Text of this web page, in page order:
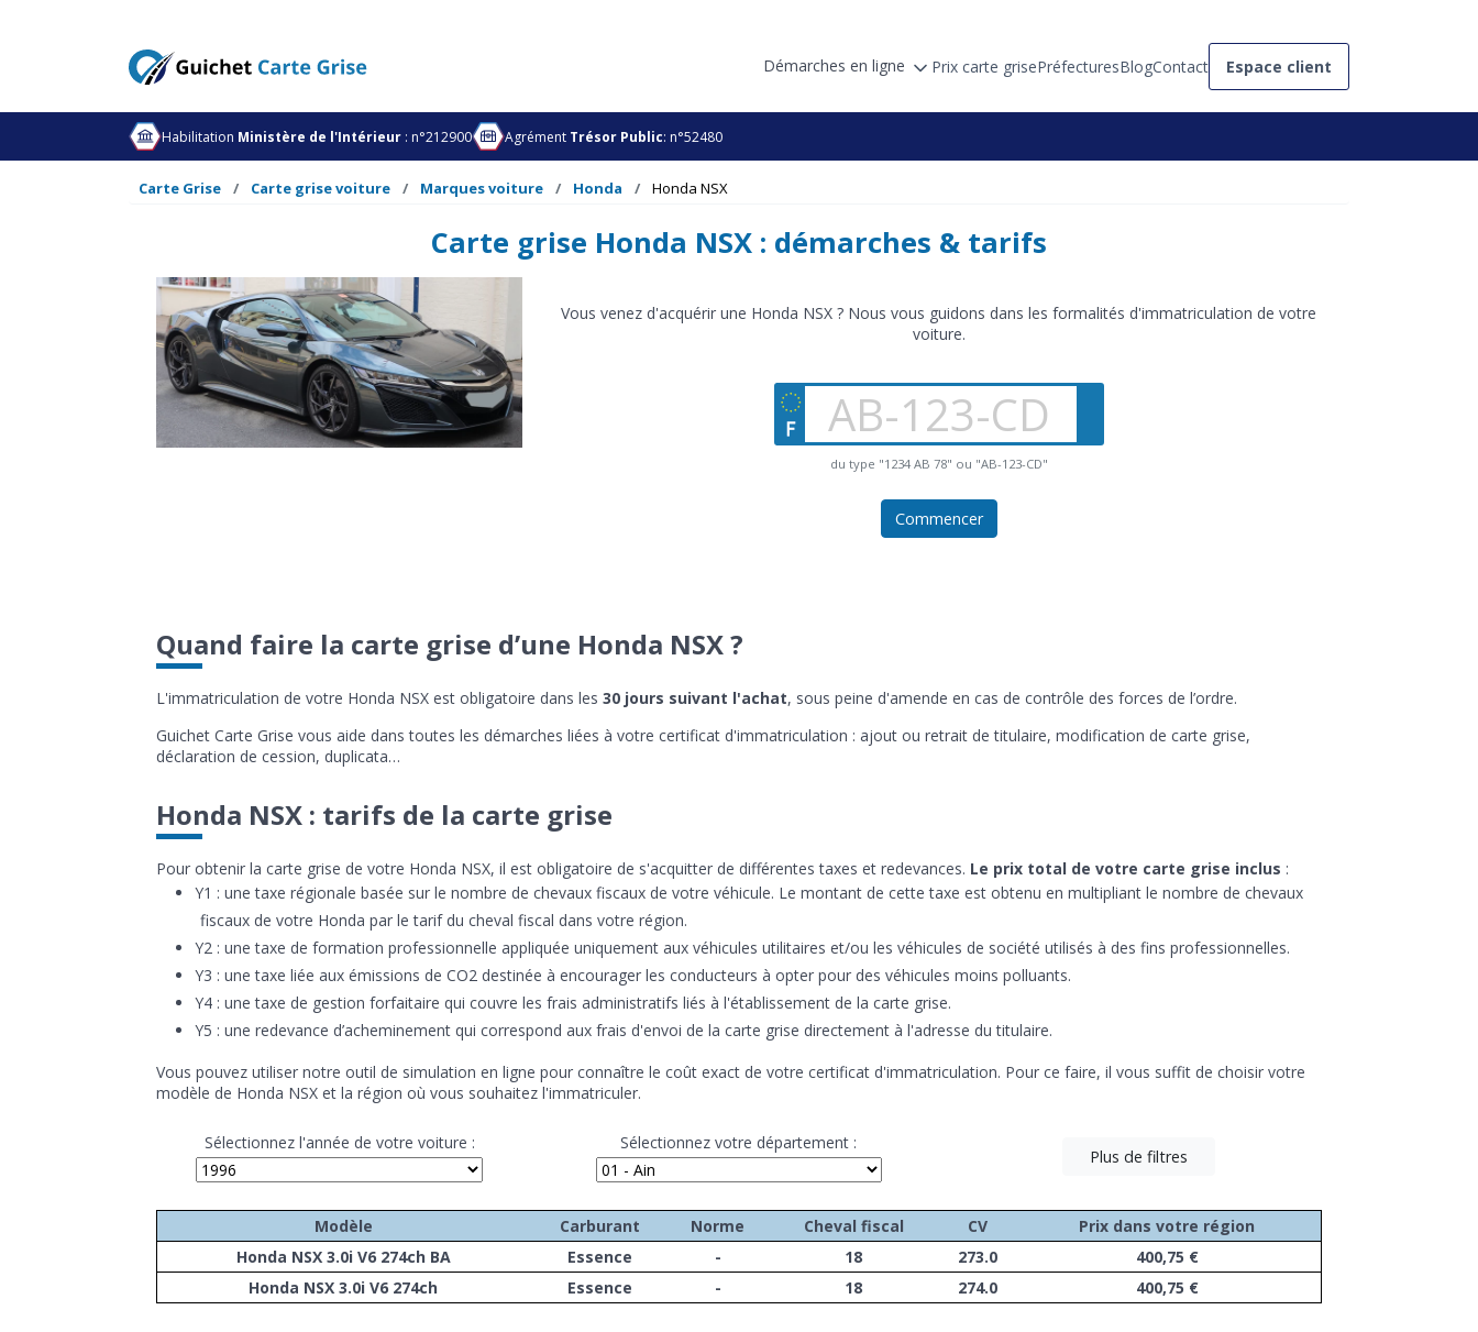
Démarches en ligne Prix carte grisePréfecturesBlogContact Espace client
Habilitation Ministère de l'Intérieur : n°212900 Agrément Trésor Public: n°52480
Carte Grise Carte grise voiture Marques voiture Honda Honda NSX
Carte grise Honda NSX : démarches & tarifs
Vous venez d'acquérir une Honda NSX ? Nous vous guidons dans les formalités d'immatriculation de votre
voiture.
du type "1234 AB 78" ou "AB-123-CD"
Commencer
Quand faire la carte grise d’une Honda NSX ?
L'immatriculation de votre Honda NSX est obligatoire dans les 30 jours suivant l'achat, sous peine d'amende en cas de contrôle des forces de l’ordre.
Guichet Carte Grise vous aide dans toutes les démarches liées à votre certificat d'immatriculation : ajout ou retrait de titulaire, modification de carte grise,
déclaration de cession, duplicata…
Honda NSX : tarifs de la carte grise
Pour obtenir la carte grise de votre Honda NSX, il est obligatoire de s'acquitter de différentes taxes et redevances. Le prix total de votre carte grise inclus :
Y1 : une taxe régionale basée sur le nombre de chevaux fiscaux de votre véhicule. Le montant de cette taxe est obtenu en multipliant le nombre de chevaux
fiscaux de votre Honda par le tarif du cheval fiscal dans votre région.
Y2 : une taxe de formation professionnelle appliquée uniquement aux véhicules utilitaires et/ou les véhicules de société utilisés à des fins professionnelles.
Y3 : une taxe liée aux émissions de CO2 destinée à encourager les conducteurs à opter pour des véhicules moins polluants.
Y4 : une taxe de gestion forfaitaire qui couvre les frais administratifs liés à l'établissement de la carte grise.
Y5 : une redevance d’acheminement qui correspond aux frais d'envoi de la carte grise directement à l'adresse du titulaire.
Vous pouvez utiliser notre outil de simulation en ligne pour connaître le coût exact de votre certificat d'immatriculation. Pour ce faire, il vous suffit de choisir votre
modèle de Honda NSX et la région où vous souhaitez l'immatriculer.
Sélectionnez l'année de votre voiture : Sélectionnez votre département :
Plus de filtres
Modèle Carburant Norme Cheval fiscal CV
Prix dans votre région
Honda NSX 3.0i V6 274ch BA
Essence - 18 273.0
400,75 €
Honda NSX 3.0i V6 274ch
Essence - 18 274.0 400,75 €